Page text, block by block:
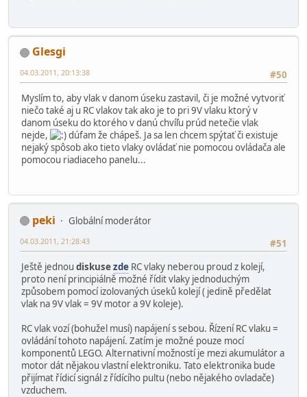
Glesgi
#50
04.03.2011, 20:13:38
Myslím to, aby vlak v danom úseku zastavil, či je možné vytvoriť
niečo také aj u RC vlakov tak ako je to pri 9V vlaku ktorý v
danom úseku do ktorého v danú chvíľu prúd netečie vlak
nejde,
dúfam že chápeš. Ja sa len chcem spýtať či existuje
nejaký spôsob ako tieto vlaky ovládať nie pomocou ovládača ale
pomocou riadiaceho panelu...
peki
Globální moderátor
#51
04.03.2011, 21:28:43
Ještě jednou diskusezde RC vlaky neberou proud z kolejí,
proto není principiálně možné řídit vlaky jednoduchým
způsobem pomocí izolovaných úseků kolejí ( jedině předělat
vlak na 9V vlak = 9V motor a 9V koleje).
RC vlak vozí (bohužel musí) napájení s sebou. Řízení RC vlaku =
ovládání tohoto napájení. Zatím je možné pouze mocí
komponentů LEGO. Alternativní možností je mezi akumulátor a
motor dát nějakou vlastní elektroniku. Tato elektronika bude
přijímat řídicí signál z řídícího pultu (nebo nějakého ovladače)
vzduchem.